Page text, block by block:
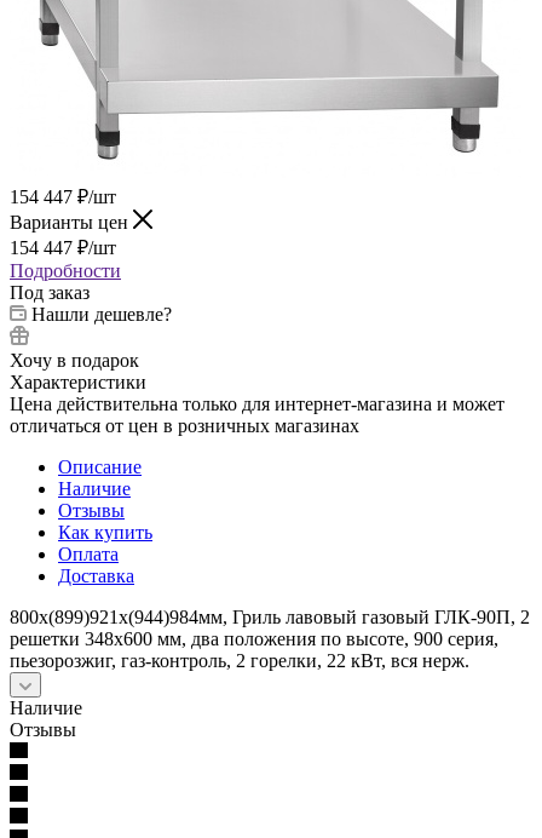
154 447 ₽/шт
Варианты цен
154 447 ₽/шт
Подробности
Под заказ
Нашли дешевле?
Хочу в подарок
Характеристики
Цена действительна только для интернет-магазина и может
отличаться от цен в розничных магазинах
Описание
Наличие
Отзывы
Как купить
Оплата
Доставка
800х(899)921х(944)984мм, Гриль лавовый газовый ГЛК-90П, 2
решетки 348х600 мм, два положения по высоте, 900 серия,
пьезорозжиг, газ-контроль, 2 горелки, 22 кВт, вся нерж.
Наличие
Отзывы